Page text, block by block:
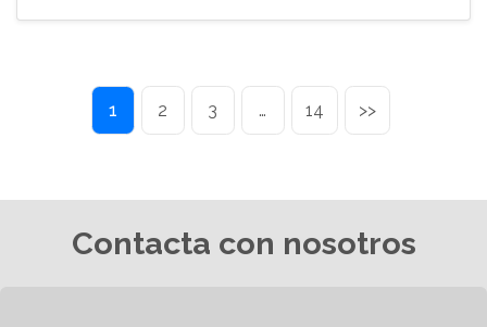
1 2 3 … 14 >>
Contacta con nosotros